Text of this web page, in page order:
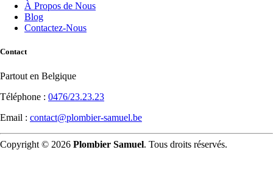
À Propos de Nous
Blog
Contactez-Nous
Contact
Partout en Belgique
Téléphone : 0476/23.23.23
Email : contact@plombier-samuel.be
Copyright © 2026 Plombier Samuel. Tous droits réservés.